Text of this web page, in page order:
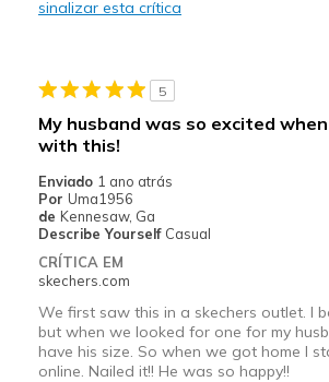
Stylish
Casual Wear
Going Out
Travel
Width
Feels true to width
Sizing
sinalizar esta crítica
5
My husband was so excited
with this!
Enviado 1 ano atrás
Por Uma1956
de Kennesaw, Ga
Describe Yourself Casual
CRÍTICA EM
skechers.com
We first saw this in a skechers outlet. I
but when we looked for one for my
have his size. So when we got home I
online. Nailed it!! He was so happy!!